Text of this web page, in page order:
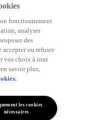
fonctionnement
analyser
des
accepter ou refuser
vos choix à tout
savoir plus,
les cookies
nécessaires